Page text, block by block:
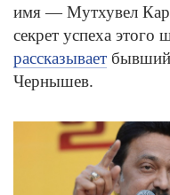
имя — Мутхувел
секрет успеха этого
рассказывает бывший
Чернышев.